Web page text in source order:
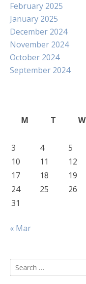
February 2025
January 2025
December 2024
November 2024
October 2024
September 2024
M
T W
3
4 5
10
11 12
17
18 19
24
25 26
31
« Mar
Search
for: